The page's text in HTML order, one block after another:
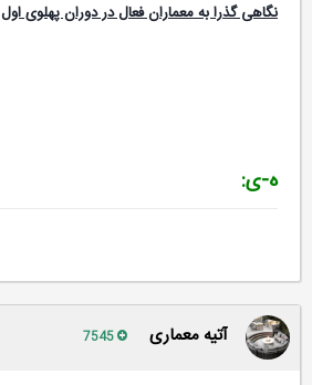
نگاهی گذرا به معماران فعال در دوران پهلوی اول
ه-ی:
آتیه معماری